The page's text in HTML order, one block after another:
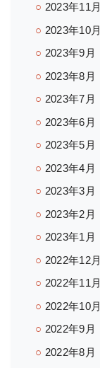
2023年11月
2023年10月
2023年9月
2023年8月
2023年7月
2023年6月
2023年5月
2023年4月
2023年3月
2023年2月
2023年1月
2022年12月
2022年11月
2022年10月
2022年9月
2022年8月